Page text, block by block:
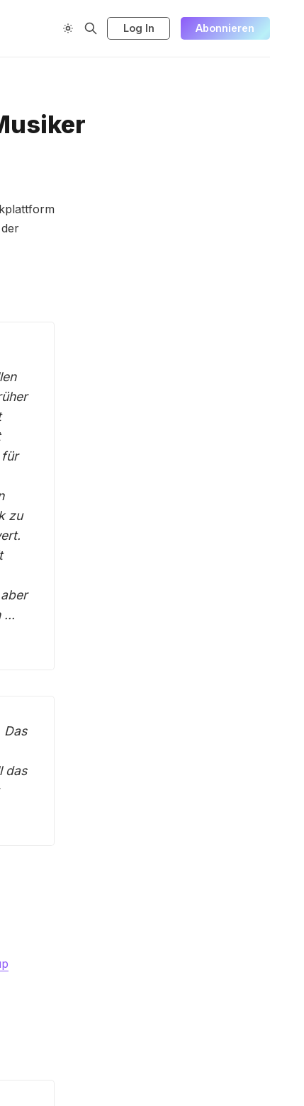
Log In Abonnieren
für
zu
...
Das
das